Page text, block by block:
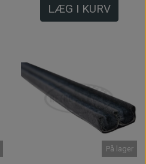
LÆG I KURV
På lager